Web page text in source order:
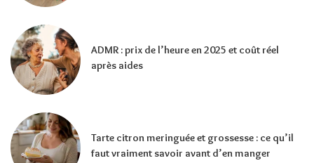
ADMR : prix de l’heure en 2025 et coût réel
après aides
Tarte citron meringuée et grossesse : ce qu’il
faut vraiment savoir avant d’en manger